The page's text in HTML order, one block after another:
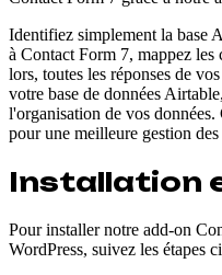
Identifiez simplement la base
à Contact Form 7, mappez les
lors, toutes les réponses de
votre base de données
l'organisation de vos
pour une meilleure gestion des
Installation
Pour installer notre add-on
WordPress, suivez les étapes